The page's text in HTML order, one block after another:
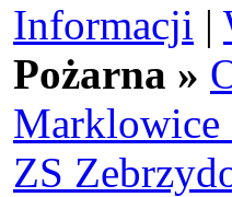
Informacji |
Pożarna »
Marklowice
ZS